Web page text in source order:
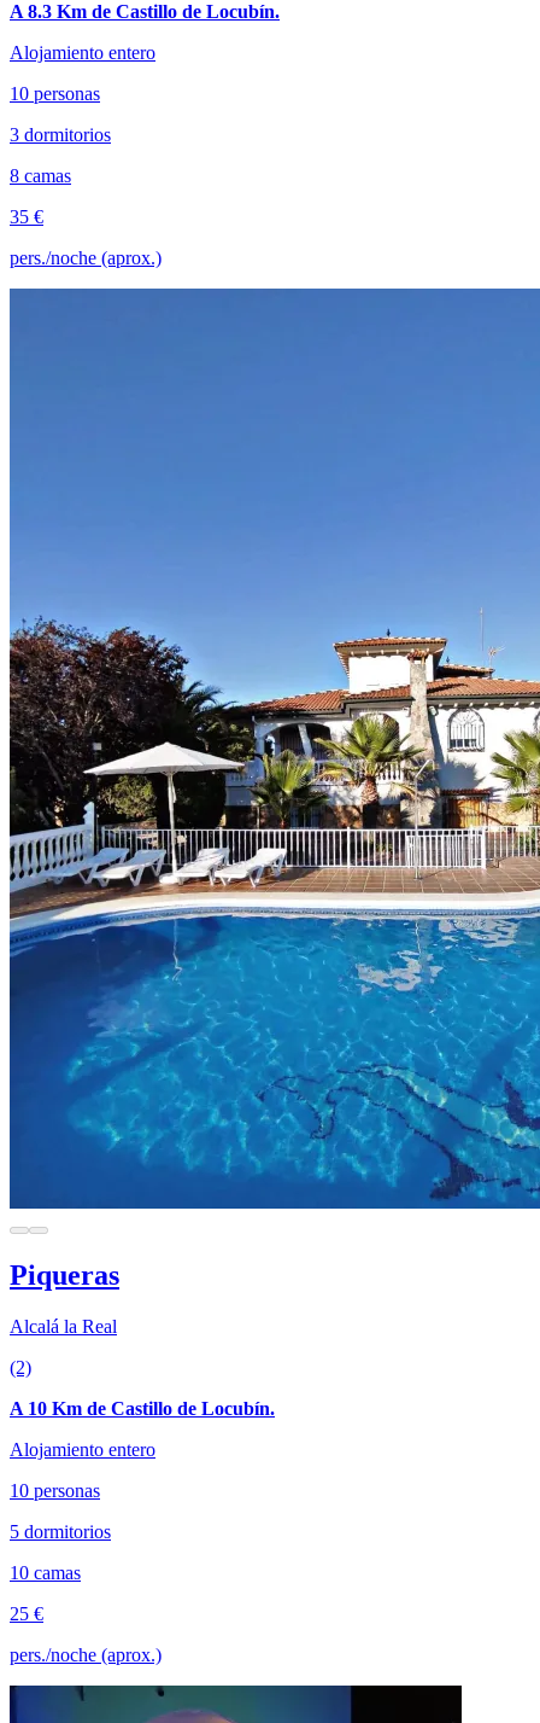
A 8.3 Km de Castillo de Locubín.
Alojamiento entero
10 personas
3 dormitorios
8 camas
35 €
pers./noche (aprox.)
Piqueras
Alcalá la Real
(2)
A 10 Km de Castillo de Locubín.
Alojamiento entero
10 personas
5 dormitorios
10 camas
25 €
pers./noche (aprox.)